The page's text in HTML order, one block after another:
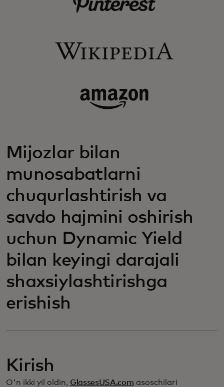
Mijozlar bilan
munosabatlarni
chuqurlashtirish va
savdo hajmini oshirish
uchun Dynamic Yield
bilan keyingi darajali
shaxsiylashtirishga
erishish
Kirish
O'n ikki yil oldin, GlassesUSA.com asoschilari